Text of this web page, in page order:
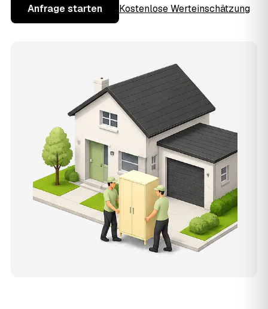
Anfrage starten Kostenlose Werteinschätzung